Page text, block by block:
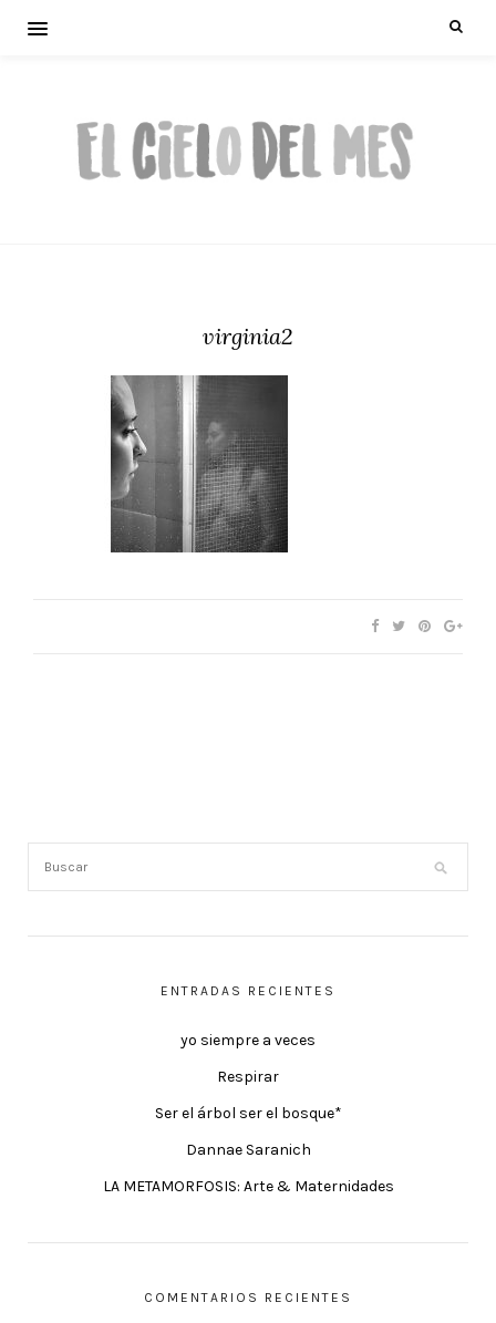
virginia2
ENTRADAS RECIENTES
yo siempre a veces
Respirar
Ser el árbol ser el bosque*
Dannae Saranich
LA METAMORFOSIS: Arte & Maternidades
COMENTARIOS RECIENTES